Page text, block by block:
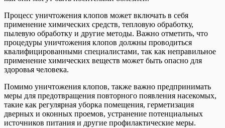
Процесс уничтожения клопов может включать в себя
применение химических средств, тепловую обработку,
пылевую обработку и другие методы. Важно отметить, что
процедуры уничтожения клопов должны проводиться
квалифицированными специалистами, так как неправильное
применение химических веществ может быть опасно для
здоровья человека.
Помимо уничтожения клопов, также важно предпринимать
меры для предотвращения повторного появления насекомых,
такие как регулярная уборка помещения, герметизация
дверных и оконных проемов, устранение потенциальных
источников питания и другие профилактические меры.